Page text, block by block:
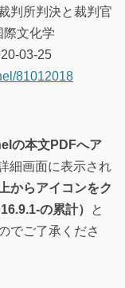
判所判決と裁判官
際文化学
03-25
81012018
の本文PDFへア
細画面に表示され
からアイコンをク
の累計）
と
でご了承くださ